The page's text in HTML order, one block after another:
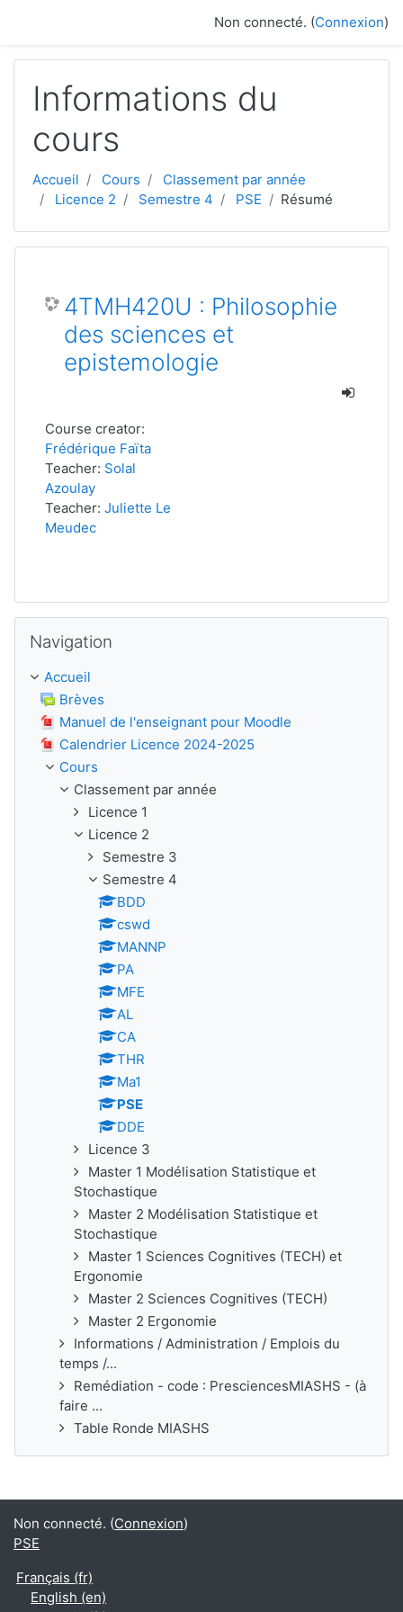
Non connecté. (Connexion)
Informations du
cours
Accueil Cours
Classement par année
Licence 2
Semestre 4 PSE Résumé
4TMH420U : Philosophie
des sciences et
epistemologie
Course creator:
Frédérique Faïta
Teacher: Solal
Azoulay
Teacher: Juliette Le
Meudec
Navigation
Accueil
Brèves
Manuel de l'enseignant pour Moodle
Calendrier Licence 2024-2025
Cours
Classement par année
Licence 1
Licence 2
Semestre 3
Semestre 4
BDD
cswd
MANNP
PA
MFE
AL
CA
THR
Ma1
PSE
DDE
Licence 3
Master 1 Modélisation Statistique et
Stochastique
Master 2 Modélisation Statistique et
Stochastique
Master 1 Sciences Cognitives (TECH) et
Ergonomie
Master 2 Sciences Cognitives (TECH)
Master 2 Ergonomie
Informations / Administration / Emplois du
temps /...
Remédiation - code : PresciencesMIASHS - (à
faire ...
Table Ronde MIASHS
Non connecté. (Connexion)
PSE
Français ‎(fr)‎
English ‎(en)‎